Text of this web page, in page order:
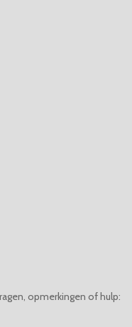
opmerkingen of hulp: